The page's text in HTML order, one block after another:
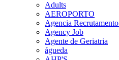
Adults
AEROPORTO
Agencia
Agency Job
Agente de Geriatria
águeda